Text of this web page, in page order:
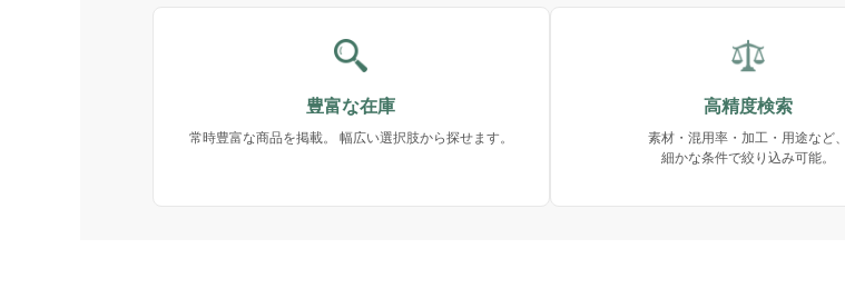
豊富な在庫
常時豊富な商品を掲載。 幅広い選択肢から探せます。
高精度検索
素材・混用率・加工・用途など、
細かな条件で絞り込み可能。